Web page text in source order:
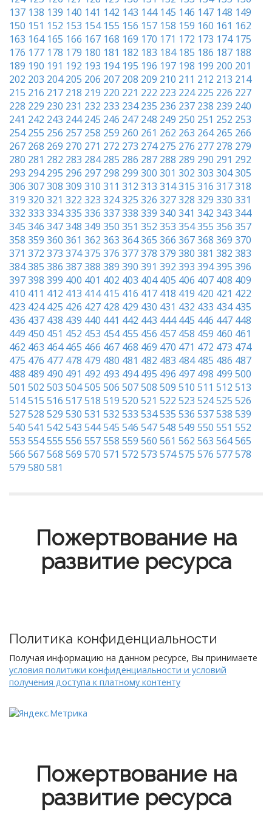
137 138 139 140 141 142 143 144 145 146 147 148 149
150 151 152 153 154 155 156 157 158 159 160 161 162
163 164 165 166 167 168 169 170 171 172 173 174 175
176 177 178 179 180 181 182 183 184 185 186 187 188
189 190 191 192 193 194 195 196 197 198 199 200 201
202 203 204 205 206 207 208 209 210 211 212 213 214
215 216 217 218 219 220 221 222 223 224 225 226 227
228 229 230 231 232 233 234 235 236 237 238 239 240
241 242 243 244 245 246 247 248 249 250 251 252 253
254 255 256 257 258 259 260 261 262 263 264 265 266
267 268 269 270 271 272 273 274 275 276 277 278 279
280 281 282 283 284 285 286 287 288 289 290 291 292
293 294 295 296 297 298 299 300 301 302 303 304305
306 307308 309 310 311 312 313 314315 316 317318
319 320 321 322 323 324325 326 327328 329 330 331
332 333 334335 336 337338 339 340 341 342 343 344
345 346 347348 349 350 351 352 353 354355 356 357
358 359 360 361 362 363 364365 366 367368 369 370
371 372 373 374375 376 377378 379 380 381 382 383
384385 386 387388 389 390 391 392 393 394395 396
397398 399 400 401 402 403 404 405 406 407 408 409
410 411 412 413 414 415 416 417 418 419 420 421 422
423 424 425 426 427 428 429 430 431 432 433 434 435
436 437 438 439 440 441 442 443 444 445 446 447 448
449 450 451 452 453 454 455 456 457 458 459 460 461
462 463 464 465 466 467 468 469 470 471 472 473 474
475 476 477 478 479 480 481 482 483 484 485 486 487
488 489 490 491 492 493 494 495 496 497 498 499 500
501 502 503 504505 506 507508 509 510 511 512 513
514515 516 517518 519 520 521 522 523 524525 526
527528 529 530 531 532 533 534535 536 537538 539
540 541 542 543 544545 546 547548 549 550 551 552
553 554555 556 557558 559 560 561 562 563 564565
566 567568 569 570 571 572 573 574575 576 577578
579 580 581
Пожертвование на
развитие ресурса
Политика конфиденциальности
Получая информацию на данном ресурсе, Вы принимаете
условия политики конфиденциальности и условий
получения доступа к платному контенту
Пожертвование на
развитие ресурса